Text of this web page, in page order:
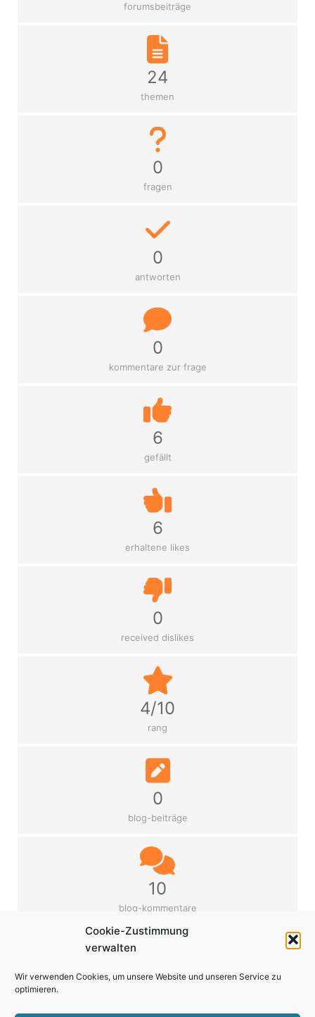
Cookie-Zustimmung
verwalten
Wir verwenden Cookies, um unsere Website und unseren Service zu
optimieren.
forumsbeiträge
24
themen
0
fragen
0
antworten
0
kommentare zur frage
6
gefällt
6
erhaltene likes
0
received dislikes
4/10
rang
0
blog-beiträge
10
blog-kommentare